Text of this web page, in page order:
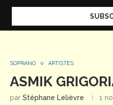
SOPRANO ARTISTES
ASMIK
par Stéphane Lelièvre 1